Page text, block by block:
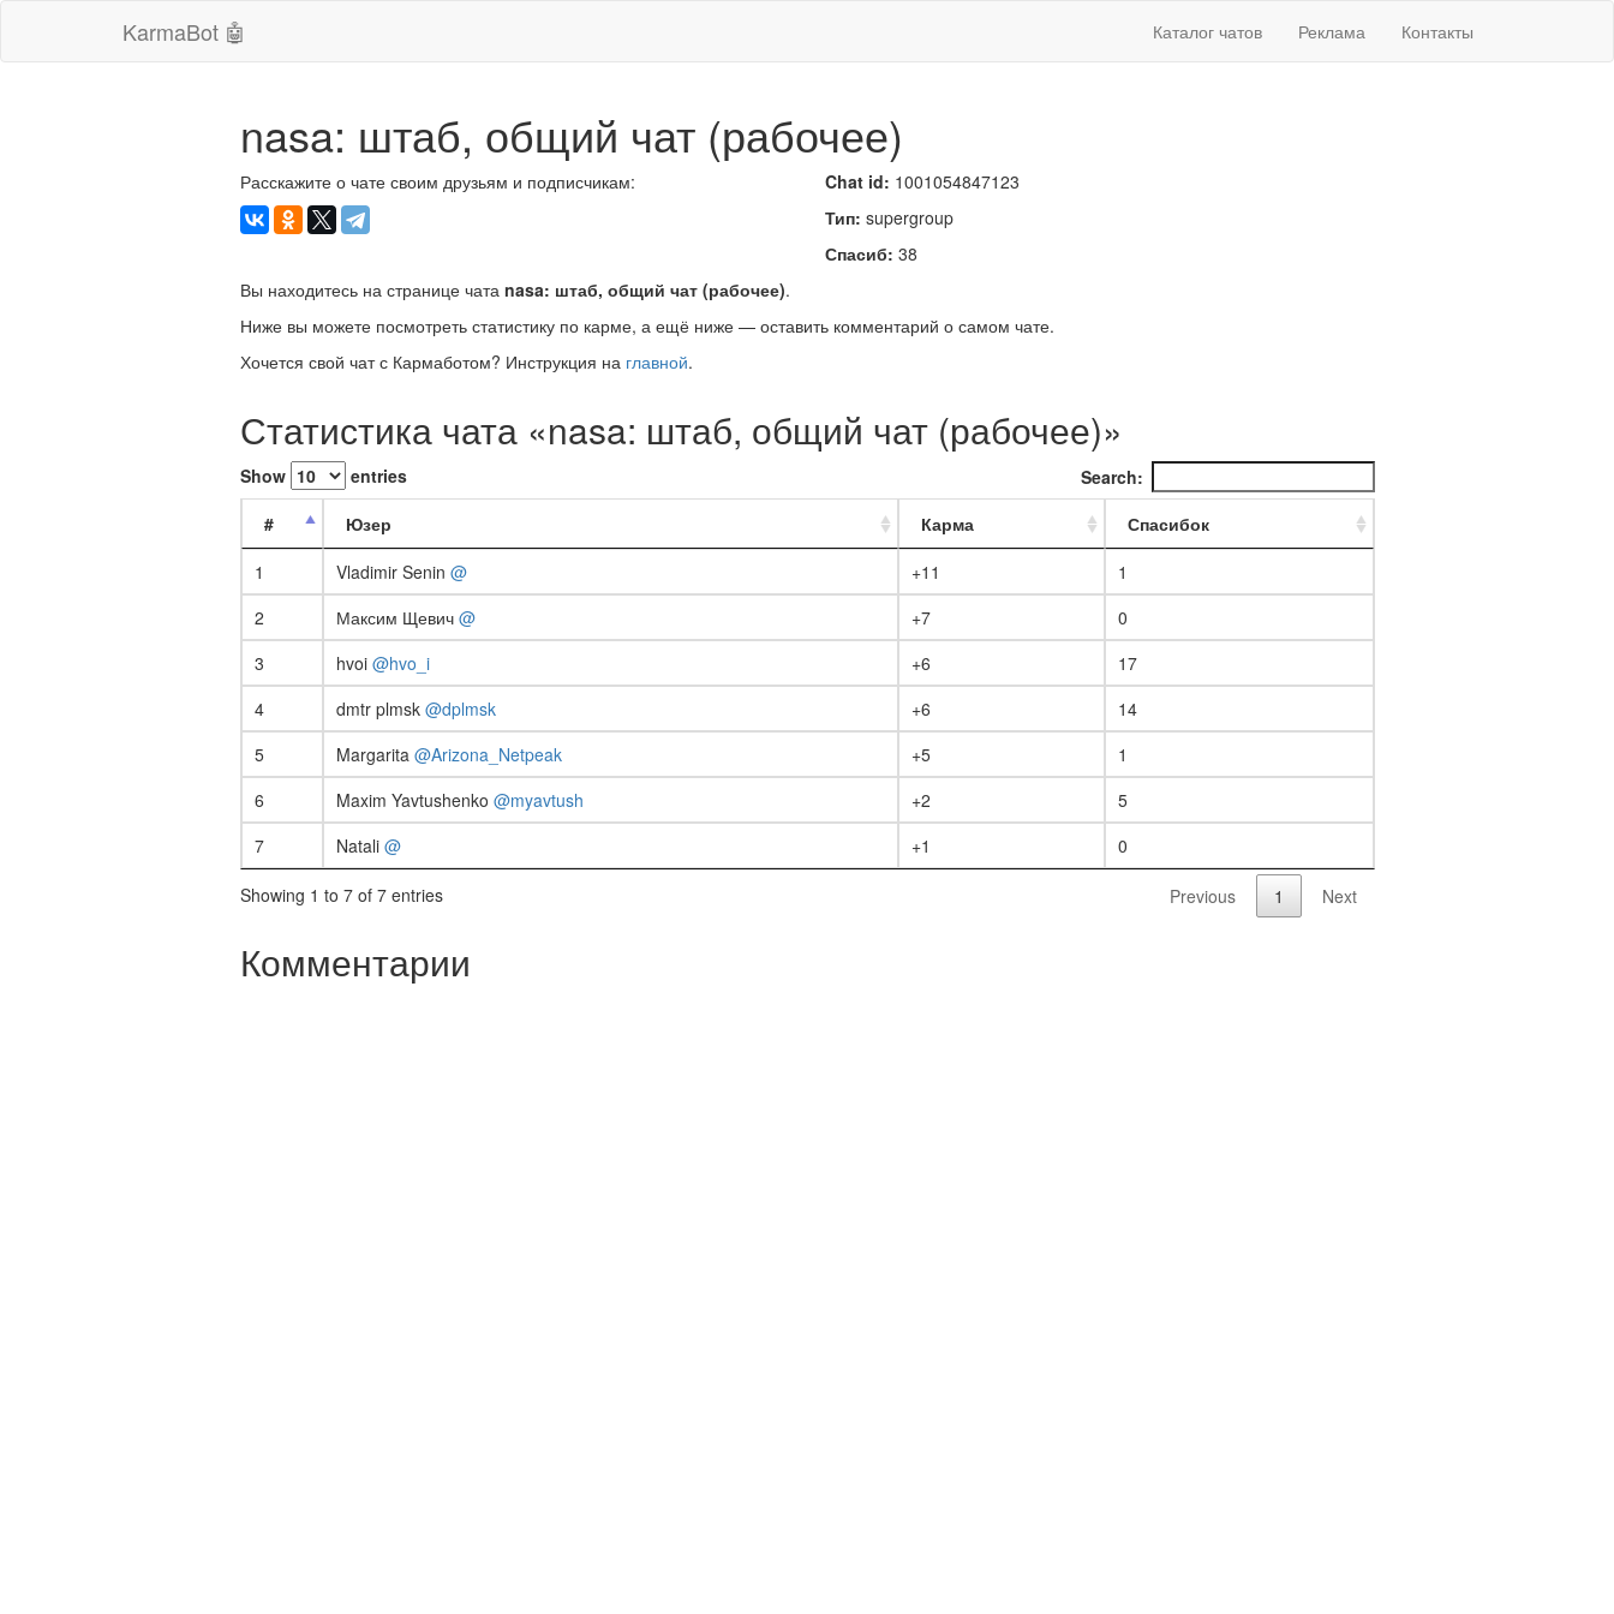
KarmaBot 🤖 Каталог чатов Реклама Контакты
nasa: штаб, общий чат (рабочее)
Расскажите о чате своим друзьям и подписчикам: Chat id: 1001054847123
Тип: supergroup
Спасиб: 38
Вы находитесь на странице чата nasa: штаб, общий чат (рабочее).
Ниже вы можете посмотреть статистику по карме, а ещё ниже — оставить комментарий о самом чате.
Хочется свой чат с Кармаботом? Инструкция на главной.
Статистика чата «nasa: штаб, общий чат (рабочее)»
Show entries
Search:
#
Юзер Карма
Спасибок
1
Vladimir Senin @ +11
1
2
Максим Щевич @ +7
0
3
hvoi @hvo_i +6
17
4
dmtr plmsk @dplmsk +6
14
5
Margarita @Arizona_Netpeak +5
1
6
Maxim Yavtushenko @myavtush +2
5
7
Natali @ +1 0
Showing 1 to 7 of 7 entries Previous 1 Next
Комментарии